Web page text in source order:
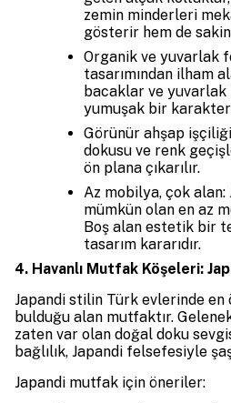
zemin minderleri
gösterir hem de
Organik ve yuvarlak
tasarımından ilham
bacaklar ve
yumuşak bir
Görünür ahşap
dokusu ve renk
ön plana çıkarılır.
Az mobilya, çok alan:
mümkün olan en az
Boş alan estetik bir
tasarım kararıdır.
4. Havanlı Mutfak Köşeleri:
Japandi stilin Türk evlerinde en
bulduğu alan mutfaktır.
zaten var olan doğal doku
bağlılık, Japandi felsefesiyle
Japandi mutfak için öneriler: